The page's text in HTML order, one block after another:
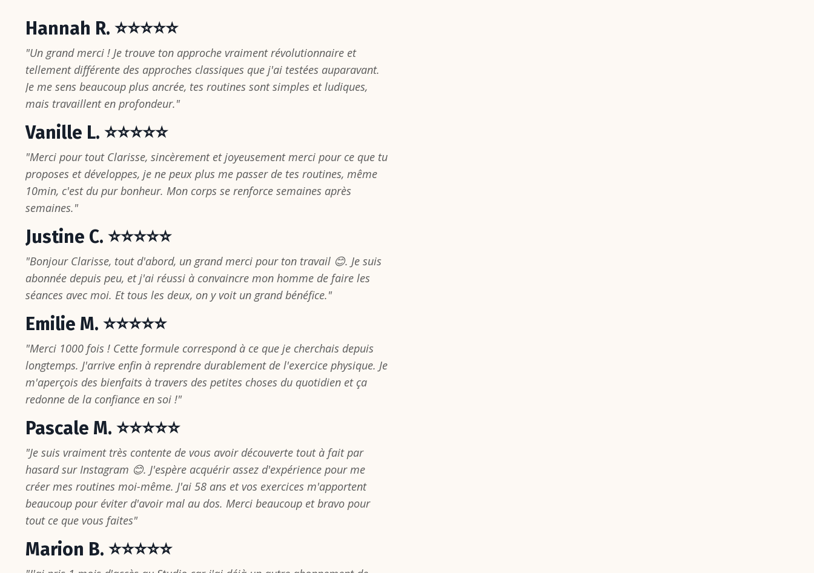
Hannah R. ⭐⭐⭐⭐⭐
"Un grand merci ! Je trouve ton approche vraiment révolutionnaire et
tellement différente des approches classiques que j'ai testées auparavant.
Je me sens beaucoup plus ancrée, tes routines sont simples et ludiques,
mais travaillent en profondeur."
Vanille L. ⭐⭐⭐⭐⭐
"Merci pour tout Clarisse, sincèrement et joyeusement merci pour ce que tu
proposes et développes, je ne peux plus me passer de tes routines, même
10min, c'est du pur bonheur. Mon corps se renforce semaines après
semaines."
Justine C. ⭐⭐⭐⭐⭐
"Bonjour Clarisse, tout d'abord, un grand merci pour ton travail 😊. Je suis
abonnée depuis peu, et j'ai réussi à convaincre mon homme de faire les
séances avec moi. Et tous les deux, on y voit un grand bénéfice."
Emilie M. ⭐⭐⭐⭐⭐
"Merci 1000 fois ! Cette formule correspond à ce que je cherchais depuis
longtemps. J'arrive enfin à reprendre durablement de l'exercice physique. Je
m'aperçois des bienfaits à travers des petites choses du quotidien et ça
redonne de la confiance en soi !"
Pascale M. ⭐⭐⭐⭐⭐
"Je suis vraiment très contente de vous avoir découverte tout à fait par
hasard sur Instagram 😊. J'espère acquérir assez d'expérience pour me
créer mes routines moi-même. J'ai 58 ans et vos exercices m'apportent
beaucoup pour éviter d'avoir mal au dos. Merci beaucoup et bravo pour
tout ce que vous faites"
Marion B. ⭐⭐⭐⭐⭐